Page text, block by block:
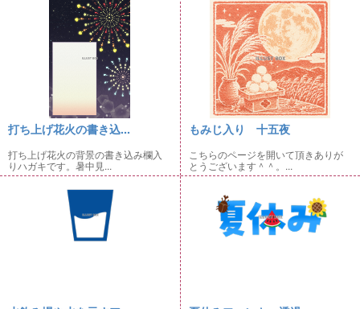
打ち上げ花火の書き込...
打ち上げ花火の背景の書き込み欄入
りハガキです。暑中見...
もみじ入り 十五夜
こちらのページを開いて頂きありが
とうございます＾＾。...